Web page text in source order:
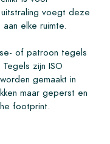
voegt deze
elke ruimte.
of patroon tegels
zijn ISO
gemaakt in
maar geperst en
footprint.